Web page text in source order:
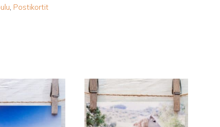
, Postikortit